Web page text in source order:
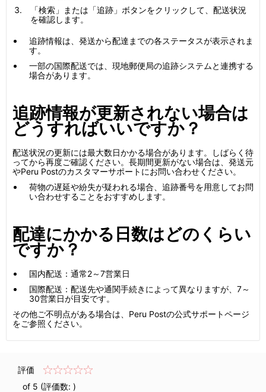
「検索」または「追跡」ボタンをクリックして、配送状況
を確認します。
追跡情報は、発送から配達までの各ステータスが表示されま
す。
一部の国際配送では、現地郵便局の追跡システムと連携する
場合があります。
追跡情報が更新されない場合は
どうすればいいですか？
配送状況の更新には最大数日かかる場合があります。しばらく待
ってから再度ご確認ください。長期間更新がない場合は、発送元
やPeru Postのカスタマーサポートにお問い合わせください。
荷物の遅延や紛失が疑われる場合、追跡番号を用意してお問
い合わせすることをおすすめします。
配達にかかる日数はどのくらい
ですか？
国内配送：通常2～7営業日
国際配送：配送先や通関手続きによって異なりますが、7～
30営業日が目安です。
その他ご不明点がある場合は、Peru Postの公式サポートページ
をご参照ください。
評価
of 5 (評価数: )